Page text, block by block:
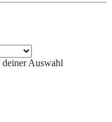
Aus­wahl